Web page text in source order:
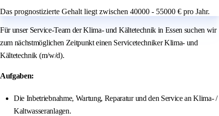
Das prognostizierte Gehalt liegt zwischen 40000 - 55000 € pro Jahr.
Für unser Service-Team der Klima- und Kältetechnik in Essen suchen wir
zum nächstmöglichen Zeitpunkt einen Servicetechniker Klima- und
Kältetechnik (m/w/d).
Aufgaben:
Die Inbetriebnahme, Wartung, Reparatur und den Service an Klima- /
Kaltwasseranlagen.